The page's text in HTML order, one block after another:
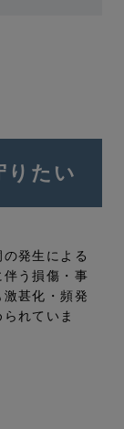
りたい
発生による
う損傷・事
甚化・頻発
れていま